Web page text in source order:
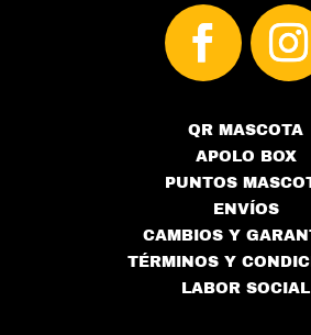
QR MASCOTA
APOLO BOX
PUNTOS
ENVÍOS
CAMBIOS Y
TÉRMINOS Y
LABOR SOCIAL